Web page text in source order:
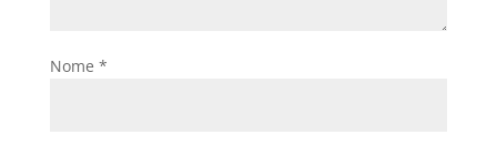
Nome *